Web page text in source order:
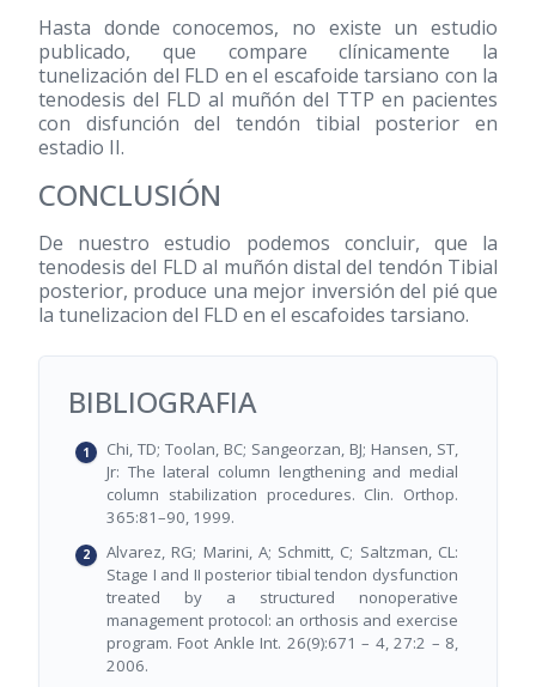
Hasta donde conocemos, no existe un estudio
publicado, que compare clínicamente la
tunelización del FLD en el escafoide tarsiano con la
tenodesis del FLD al muñón del TTP en pacientes
con disfunción del tendón tibial posterior en
estadio II.
CONCLUSIÓN
De nuestro estudio podemos concluir, que la
tenodesis del FLD al muñón distal del tendón Tibial
posterior, produce una mejor inversión del pié que
la tunelizacion del FLD en el escafoides tarsiano.
BIBLIOGRAFIA
Chi, TD; Toolan, BC; Sangeorzan, BJ; Hansen, ST,
Jr: The lateral column lengthening and medial
column stabilization procedures. Clin. Orthop.
365:81–90, 1999.
Alvarez, RG; Marini, A; Schmitt, C; Saltzman, CL:
Stage I and II posterior tibial tendon dysfunction
treated by a structured nonoperative
management protocol: an orthosis and exercise
program. Foot Ankle Int. 26(9):671 – 4, 27:2 – 8,
2006.